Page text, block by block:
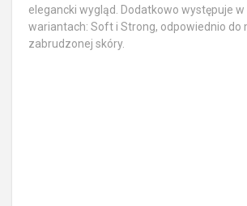
elegancki wygląd. Dodatkowo występuje w
wariantach: Soft i Strong, odpowiednio do
zabrudzonej skóry.